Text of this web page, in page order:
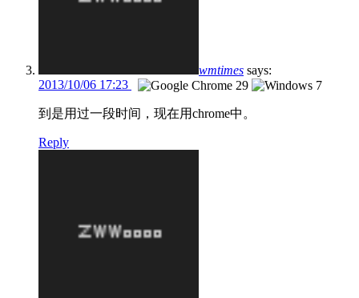
wmtimes says:
2013/10/06 17:23
到是用过一段时间，现在用chrome中。
Reply